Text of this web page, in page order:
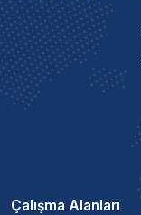
Çalışma Alanları